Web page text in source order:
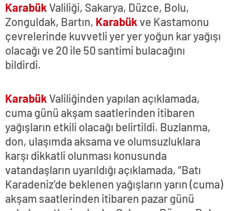
KarabükValiliği, Sakarya, Düzce, Bolu,
Zonguldak, Bartın, Karabükve Kastamonu
çevrelerinde kuvvetli yer yer yoğun kar yağışı
olacağı ve 20 ile 50 santimi bulacağını
bildirdi.
KarabükValiliğinden yapılan açıklamada,
cuma günü akşam saatlerinden itibaren
yağışların etkili olacağı belirtildi. Buzlanma,
don, ulaşımda aksama ve olumsuzluklara
karşı dikkatli olunması konusunda
vatandaşların uyarıldığı açıklamada, “Batı
Karadeniz’de beklenen yağışların yarın (cuma)
akşam saatlerinden itibaren pazar günü